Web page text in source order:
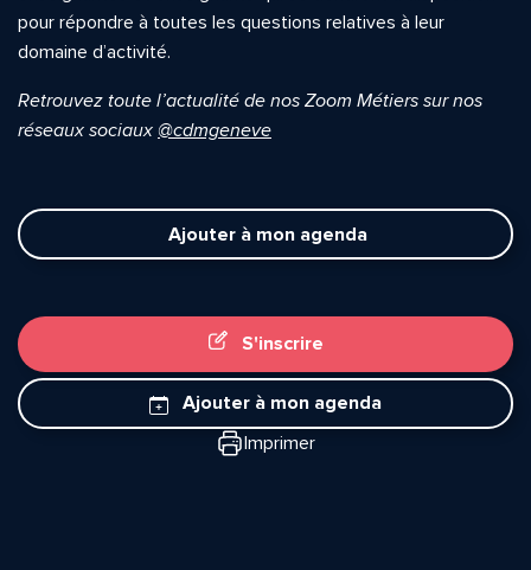
pour répondre à toutes les questions relatives à leur
domaine d’activité.
Retrouvez toute l’actualité de nos Zoom Métiers sur nos
réseaux sociaux @cdmgeneve
Ajouter à mon agenda
S'inscrire
Ajouter à mon agenda
Imprimer
Quelle est la pertinence de cette page?